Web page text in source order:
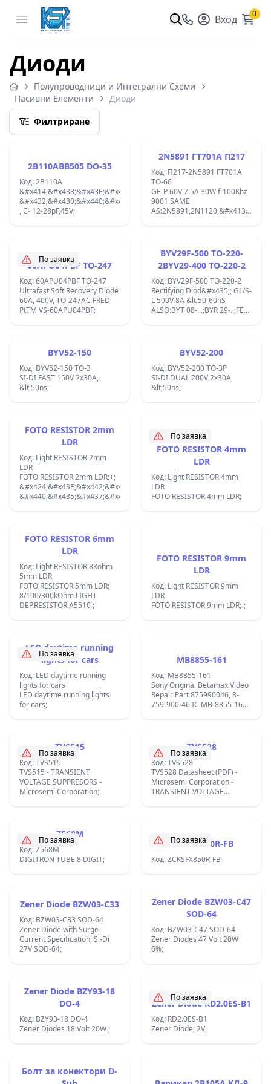
Open menu Вход 0
Диоди
Полупроводници и Интегрални Схеми
Пасивни Елементи
Диоди
Филтриране
2B110ABB505 DO-35
Код: 2B110A
&#x414;&#x438;&#x43E;&#x434;
&#x432;&#x430;&#x440;&#x438;&#x43A;&#x430;&#x43F;
, C- 12-28pF,45V;
2N5891 ГТ701А П217
Код: П217-2N5891 ГТ701А
TO-66
GE-P 60V 7.5A 30W f-100Khz
9001 SAME
По заявка
60APU04PBF TO-247
Код: 60APU04PBF TO-247
Ultrafast Soft Recovery Diode
60A, 400V, TO-247AC FRED
PtTM VS-60APU04PBF;
BYV29F-500 TO-220-
2BYV29-400 TO-220-2
Код: BYV29F-500 TO-220-2
Rectifying Diod&#x435;; GL/S-
L 500V 8A &lt;50-60nS
ALSO:BYT 08-...;BYR 29-..;FE
BYV52-150
Код: BYV52-150 TO-3
SI-DI FAST 150V 2x30A,
&lt;50ns;
BYV52-200
Код: BYV52-200 TO-3P
SI-DI DUAL 200V 2x30A,
&lt;50ns;
FOTO RESISTOR 2mm
LDR
Код: Light RESISTOR 2mm
LDR
FOTO RESISTOR 2mm LDR;+;
&#x424;&#x43E;&#x442;&#x43E;
&#x440;&#x435;&#x437;&#x438;&#x441;&#x442;&#x43E;&#x440;;
По заявка
FOTO RESISTOR 4mm
LDR
Код: Light RESISTOR 4mm
LDR
FOTO RESISTOR 4mm LDR;
FOTO RESISTOR 6mm
LDR
Код: Light RESISTOR 8Кohm
5mm LDR
FOTO RESISTOR 5mm LDR;
8/100/300kOhm LIGHT
DEP.RESISTOR A5510 ;
FOTO RESISTOR 9mm
LDR
Код: Light RESISTOR 9mm
LDR
FOTO RESISTOR 9mm LDR;-;
По заявка
LED daytime running
lights for cars
Код: LED daytime running
lights for cars
LED daytime running lights
for cars;
MB8855-161
Код: MB8855-161
Sony Original Betamax Video
Repair Part 875990046, 8-
759-900-46 IC MB-8855-161;
По заявка
TVS515
Код: TVS515
TVS515 - TRANSIENT
VOLTAGE SUPPRESORS -
Microsemi Corporation;
По заявка
TVS528
Код: TVS528
TVS528 Datasheet (PDF) -
Microsemi Corporation -
TRANSIENT VOLTAGE
По заявка
Z568M
Код: Z568M
DIGITRON TUBE 8 DIGIT;
По заявка
ZCKSFX850R-FB
Код: ZCKSFX850R-FB
Zener Diode BZW03-C33
Код: BZW03-C33 SOD-64
Zener Diode with Surge
Current Specification; Si-Di
27V SOD-64;
Zener Diode BZW03-C47
SOD-64
Код: BZW03-C47 SOD-64
Zener Diodes 47 Volt 20W
6%;
Zener Diode BZY93-18
DO-4
Код: BZY93-18 DO-4
Zener Diodes 18 Volt 20W ;
По заявка
Zener Diode RD2.0ES-B1
Код: RD2.0ES-B1
Zener Diode; 2V;
Болт за конектори D-